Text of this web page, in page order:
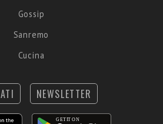
Gossip
Sanremo
Cucina
NEWSLETTER